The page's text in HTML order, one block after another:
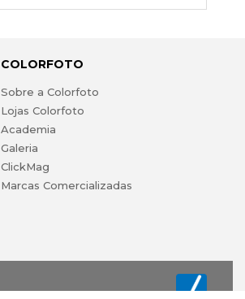
COLORFOTO
Sobre a Colorfoto
Lojas Colorfoto
Academia
Galeria
ClickMag
Marcas Comercializadas